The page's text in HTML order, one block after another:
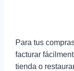
Para tus
facturar
tienda o